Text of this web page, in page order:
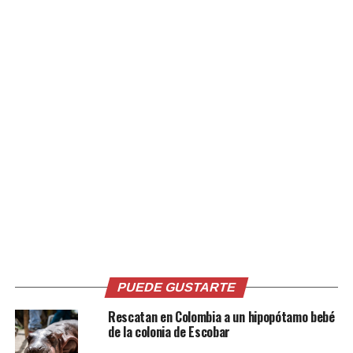
PUEDE GUSTARTE
Rescatan en Colombia a un hipopótamo bebé
de la colonia de Escobar